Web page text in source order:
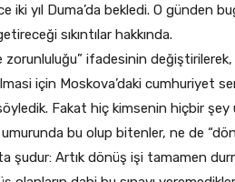
iki yıl Duma’da bekledi. O günden
sıkıntılar hakkında.
zorunluluğu” ifadesinin
için Moskova’daki cumhuriyet
Fakat hiç kimsenin hiçbir şey
bu olup bitenler, ne de
şudur: Artık dönüş işi tamamen